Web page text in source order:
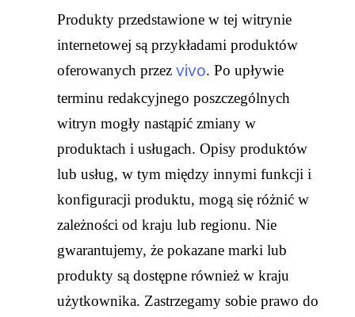
Produkty przedstawione w tej witrynie
internetowej są przykładami produktów
oferowanych przez vivo. Po upływie
terminu redakcyjnego poszczególnych
witryn mogły nastąpić zmiany w
produktach i usługach. Opisy produktów
lub usług, w tym między innymi funkcji i
konfiguracji produktu, mogą się różnić w
zależności od kraju lub regionu. Nie
gwarantujemy, że pokazane marki lub
produkty są dostępne również w kraju
użytkownika. Zastrzegamy sobie prawo do